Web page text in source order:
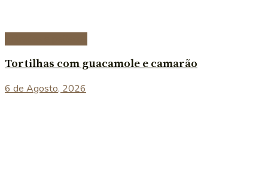
Tortilhas com guacamole e camarão
6 de Agosto, 2026